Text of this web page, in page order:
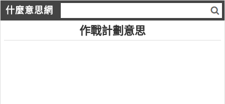
什麼意思網
作戰計劃意思